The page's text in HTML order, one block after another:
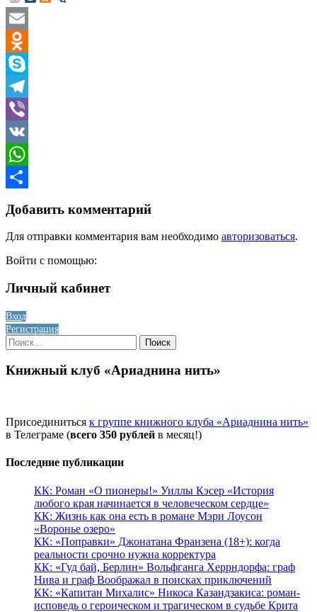
Email
Odnoklassniki
Skype
Telegram
Viber
VK
WhatsApp
Добавить комментарий
Для отправки комментария вам необходимо авторизоваться.
Войти с помощью:
Личный кабинет
Вход
Регистрация
Найти:
Книжный клуб «Ариаднина нить»
Присоединиться к группе книжного клуба «Ариаднина нить»
в Телеграме (всего 350 рублей в месяц!)
Последние публикации
КК: Роман «О пионеры!» Уиллы Кэсер «История
любого края начинается в человеческом сердце»
КК: Жизнь как она есть в романе Мэри Лоусон
«Воронье озеро»
КК: «Поправки» Джонатана Франзена (18+): когда
реальности срочно нужна корректура
КК: «Гуд бай, Берлин» Вольфганга Херрндорфа: граф
Нива и граф Воображал в поисках приключений
КК: «Капитан Михалис» Никоса Казандзакиса: роман-
исповедь о героическом и трагическом в судьбе Крита